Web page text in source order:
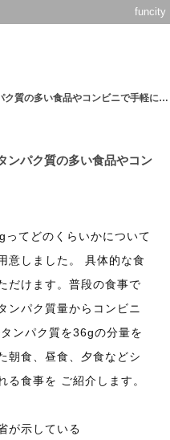
funcity
＞タンパク質36gってどのくらい？タンパク質の多い食品やコンビニで手軽に買える商品一覧
ンパク質の多い食品やコン
ってどのくらいかについて
意しました。 具体的な食
だけます。普段の食事で
ンパク質量からコンビニ
ンパク質を36gの分量を
朝食、昼食、夕食などシ
る食事を ご紹介します。
が示している